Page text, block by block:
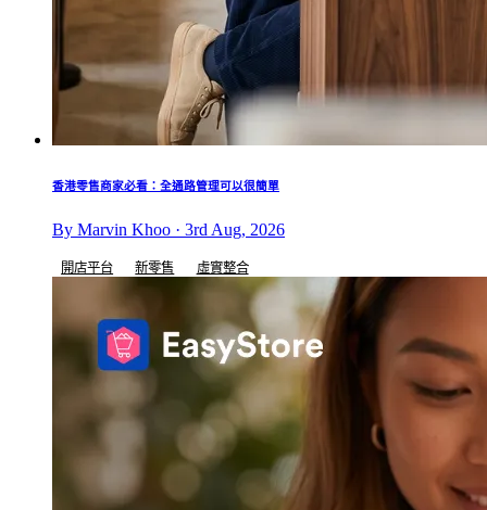
香港零售商家必看：全通路管理可以很簡單
By Marvin Khoo · 3rd Aug, 2026
開店平台 新零售 虛實整合